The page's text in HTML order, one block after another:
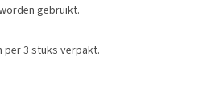
gebruikt.
per 3 stuks verpakt.